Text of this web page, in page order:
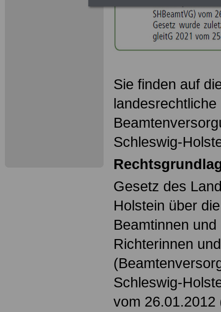
Sie finden auf
Schleswig-
Gesetz des
Holstein über
Beamtinnen
Richterinnen
Schleswig-
vom